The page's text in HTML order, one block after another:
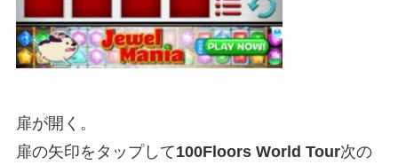
扉が開く。
扉の矢印をタップして100Floors World Tour次の